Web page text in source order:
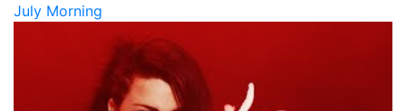
July Morning